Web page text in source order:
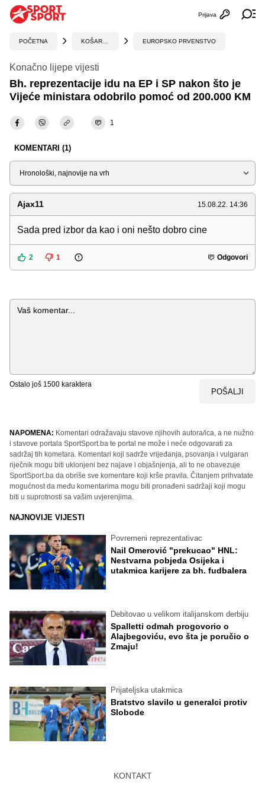
Otvori
Prijava
POČETNA EUROPSKO PRVENSTVO
Konačno lijepe vijesti
Bh. reprezentacije idu na EP i SP nakon što je
Vijeće ministara odobrilo pomoć od 200.000 KM
1
KOMENTARI (1)
Sortiraj
Ajax11 15.08.22. 14:36
Sada pred izbor da kao i oni nešto dobro cine
2 1 Odgovori
Komentar
Ostalo još 1500 karaktera
POŠALJI
NAPOMENA: Komentari odražavaju stavove njihovih autora/ica, a ne nužno
i stavove portala SportSport.ba te portal ne može i neće odgovarati za
sadržaj tih kometara. Komentari koji sadrže vrijeđanja, psovanja i vulgaran
riječnik mogu biti uklonjeni bez najave i objašnjenja, ali to ne obavezuje
SportSport.ba da obriše sve komentare koji krše pravila. Čitanjem prihvatate
mogućnost da među komentarima mogu biti pronađeni sadržaji koji mogu
biti u suprotnosti sa vašim uvjerenjima.
NAJNOVIJE VIJESTI
Povremeni reprezentativac
Nail Omerović "prekucao" HNL:
Nestvarna pobjeda Osijeka i
utakmica karijere za bh. fudbalera
Debitovao u velikom italijanskom derbiju
Spalletti odmah progovorio o
Alajbegoviću, evo šta je poručio o
Zmaju!
Prijateljska utakmica
Bratstvo slavilo u generalci protiv
Slobode
KONTAKT